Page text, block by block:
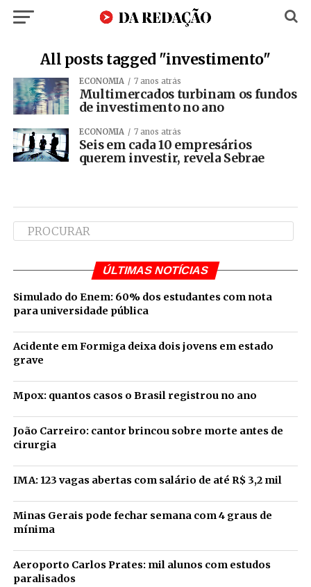
All posts tagged "investimento"
ECONOMIA 7 anos atrás
Multimercados turbinam os fundos
de investimento no ano
ECONOMIA 7 anos atrás
Seis em cada 10 empresários
querem investir, revela Sebrae
ÚLTIMAS NOTÍCIAS
Simulado do Enem: 60% dos estudantes com nota
para universidade pública
Acidente em Formiga deixa dois jovens em estado
grave
Mpox: quantos casos o Brasil registrou no ano
João Carreiro: cantor brincou sobre morte antes de
cirurgia
IMA: 123 vagas abertas com salário de até R$ 3,2 mil
Minas Gerais pode fechar semana com 4 graus de
mínima
Aeroporto Carlos Prates: mil alunos com estudos
paralisados